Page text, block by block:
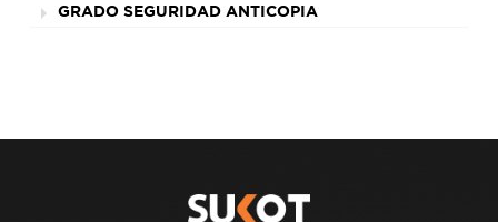
GRADO SEGURIDAD ANTICOPIA